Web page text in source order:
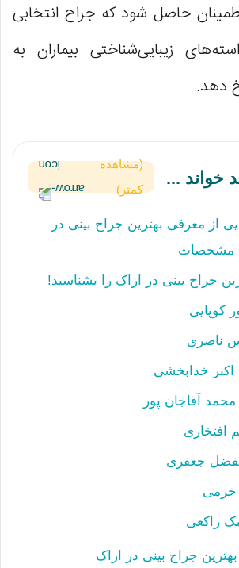
حاصل شود که جراح انتخابی
زیبایی‌شناختی بیماران به
دهد.
خواند ...
(مشاهده
کمتر)
10 تایی از معرفی بهترین جراح بینی در
مشخصات
کوپایی
ناصری
اکبر خدابخشی
آقاجان‌ پور
افتخاری
جعفری
خرمی
راکعی
جراح بینی در اراک